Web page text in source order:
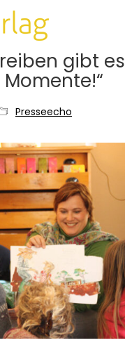
gibt es
Presseecho